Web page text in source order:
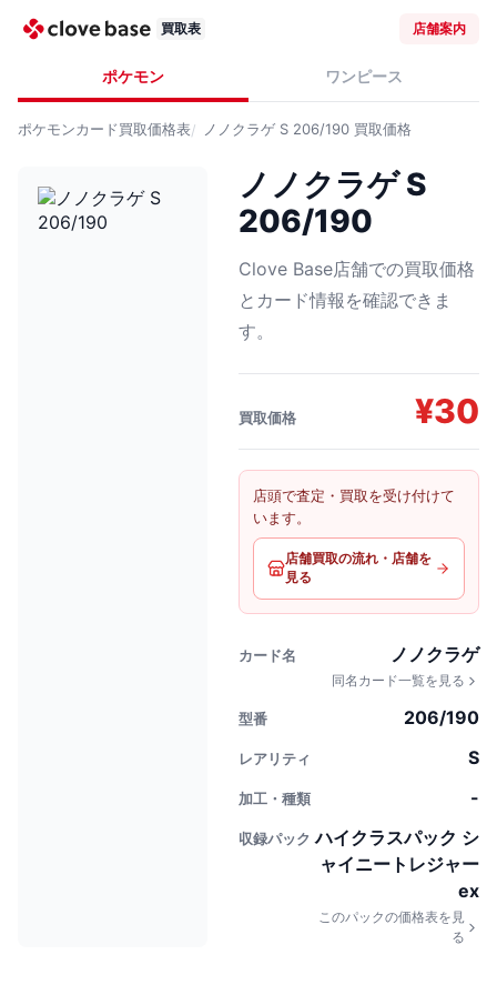
買取表 店舗案内
ポケモン ワンピース
ポケモンカード買取価格表 ノノクラゲ S 206/190 買取価格
ノノクラゲ S
206/190
Clove Base店舗での買取価格
とカード情報を確認できま
す。
買取価格 ¥30
店頭で査定・買取を受け付けて
います。
店舗買取の流れ・店舗を
見る
カード名 ノノクラゲ
同名カード一覧を見る
型番 206/190
レアリティ S
加工・種類 -
収録パック ハイクラスパック シ
ャイニートレジャー
ex
このパックの価格表を見
る